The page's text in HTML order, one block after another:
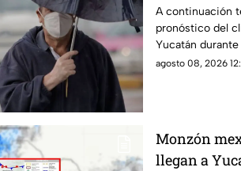
de agosto de
A continuación
pronóstico del
Yucatán
de 2026.
agosto 08, 2026
Monzón
llegan a